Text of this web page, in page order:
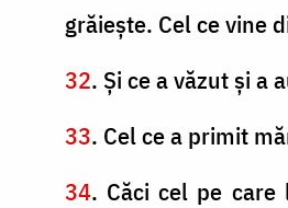
grăieşte. Cel ce vine
32. Şi ce a văzut şi a
33. Cel ce a primit
34. Căci cel pe care